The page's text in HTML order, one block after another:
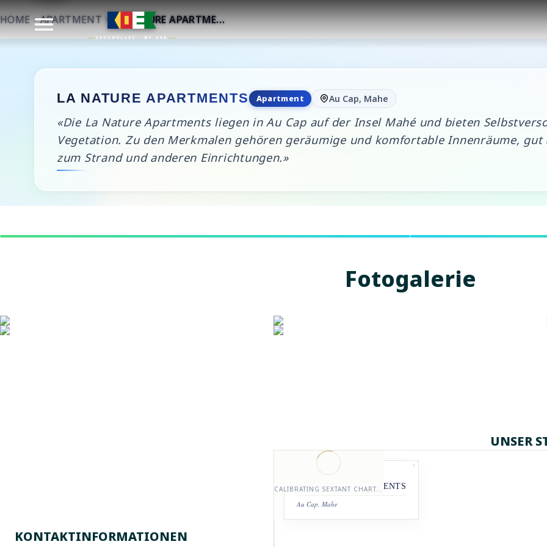
SEYCHELLES · BY SEA
HOME APARTMENT LA NATURE APARTMENTS
LA NATURE APARTMENTS Apartment Au Cap, Mahe
«Die La Nature Apartments liegen in Au Cap auf der Insel Mahé und bieten
Vegetation. Zu den Merkmalen gehören geräumige und komfortable Innenräume,
zum Strand und anderen Einrichtungen.»
Fotogalerie
KONTAKTINFORMATIONEN
UNSER
CALIBRATING SEXTANT CHART...
STATION REGISTRY
LA NATURE APARTMENTS
Au Cap, Mahe